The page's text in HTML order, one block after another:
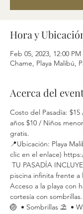
Hora y
Feb 05, 2023, 12:00
Chame, Playa Malibú,
Acerca del
Costo del Pasadía:
años $10 / Niños
gratis.
📍Ubicación: Playa
clic en el enlace)
TU PASADÍA
piscina infinita frente a
Acceso a la playa con
cortesía con
🏐  • Sombrillas ⛱  •